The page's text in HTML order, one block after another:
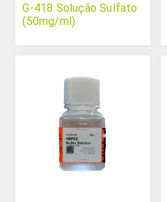
G-418 Solução Sulfato
(50mg/ml)